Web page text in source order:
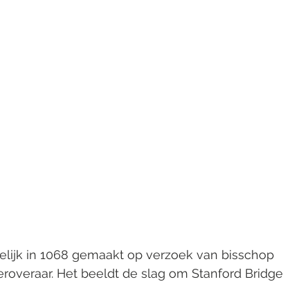
in 1068 gemaakt op verzoek van bisschop
Het beeldt de slag om Stanford Bridge